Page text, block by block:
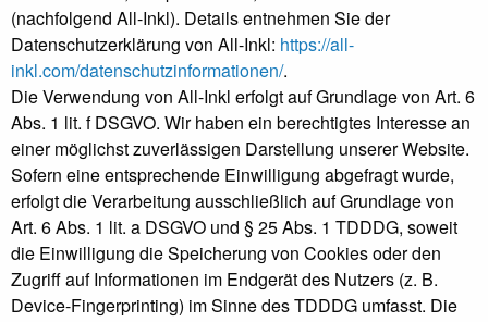
(nachfolgend All-Inkl). Details entnehmen Sie der
Datenschutzerklärung von All-Inkl: https://all-
inkl.com/datenschutzinformationen/.
Die Verwendung von All-Inkl erfolgt auf Grundlage von Art. 6
Abs. 1 lit. f DSGVO. Wir haben ein berechtigtes Interesse an
einer möglichst zuverlässigen Darstellung unserer Website.
Sofern eine entsprechende Einwilligung abgefragt wurde,
erfolgt die Verarbeitung ausschließlich auf Grundlage von
Art. 6 Abs. 1 lit. a DSGVO und § 25 Abs. 1 TDDDG, soweit
die Einwilligung die Speicherung von Cookies oder den
Zugriff auf Informationen im Endgerät des Nutzers (z. B.
Device-Fingerprinting) im Sinne des TDDDG umfasst. Die